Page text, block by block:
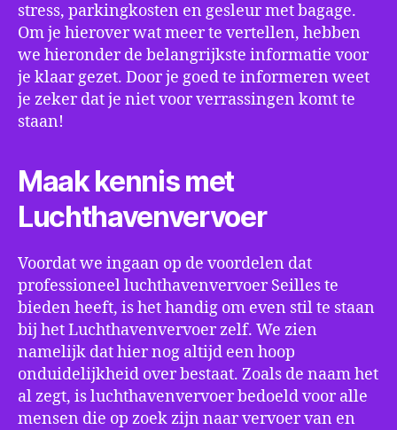
stress, parkingkosten en gesleur met bagage.
Om je hierover wat meer te vertellen, hebben
we hieronder de belangrijkste informatie voor
je klaar gezet. Door je goed te informeren weet
je zeker dat je niet voor verrassingen komt te
staan!
Maak kennis met
Luchthavenvervoer
Voordat we ingaan op de voordelen dat
professioneel luchthavenvervoer Seilles te
bieden heeft, is het handig om even stil te staan
bij het Luchthavenvervoer zelf. We zien
namelijk dat hier nog altijd een hoop
onduidelijkheid over bestaat. Zoals de naam het
al zegt, is luchthavenvervoer bedoeld voor alle
mensen die op zoek zijn naar vervoer van en